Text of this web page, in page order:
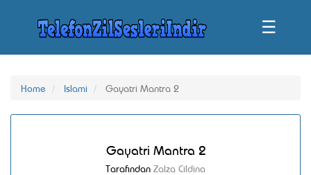
☰
Home Islami Gayatri Mantra 2
Gayatri Mantra 2
Tarafından Zalza Cildina